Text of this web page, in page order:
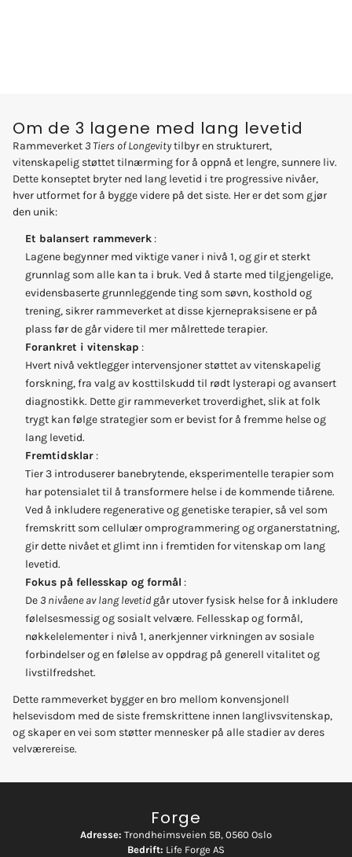
Om de 3 lagene med lang levetid
Rammeverket 3 Tiers of Longevitytilbyr en strukturert,
vitenskapelig støttet tilnærming for å oppnå et lengre, sunnere liv.
Dette konseptet bryter ned lang levetid i tre progressive nivåer,
hver utformet for å bygge videre på det siste. Her er det som gjør
den unik:
Et balansert rammeverk:
Lagene begynner med viktige vaner i nivå 1, og gir et sterkt
grunnlag som alle kan ta i bruk. Ved å starte med tilgjengelige,
evidensbaserte grunnleggende ting som søvn, kosthold og
trening, sikrer rammeverket at disse kjernepraksisene er på
plass før de går videre til mer målrettede terapier.
Forankret i vitenskap :
Hvert nivå vektlegger intervensjoner støttet av vitenskapelig
forskning, fra valg av kosttilskudd til rødt lysterapi og avansert
diagnostikk. Dette gir rammeverket troverdighet, slik at folk
trygt kan følge strategier som er bevist for å fremme helse og
lang levetid.
Fremtidsklar:
Tier 3 introduserer banebrytende, eksperimentelle terapier som
har potensialet til å transformere helse i de kommende tiårene.
Ved å inkludere regenerative og genetiske terapier, så vel som
fremskritt som cellulær omprogrammering og organerstatning,
gir dette nivået et glimt inn i fremtiden for vitenskap om lang
levetid.
Fokus på fellesskap og formål :
De 3 nivåene av lang levetid går utover fysisk helse for å inkludere
følelsesmessig og sosialt velvære. Fellesskap og formål,
nøkkelelementer i nivå 1, anerkjenner virkningen av sosiale
forbindelser og en følelse av oppdrag på generell vitalitet og
livstilfredshet.
Dette rammeverket bygger en bro mellom konvensjonell
helsevisdom med de siste fremskrittene innen langlivsvitenskap,
og skaper en vei som støtter mennesker på alle stadier av deres
velværereise.
Forge
Adresse: Trondheimsveien 5B, 0560 Oslo
Bedrift: Life Forge AS